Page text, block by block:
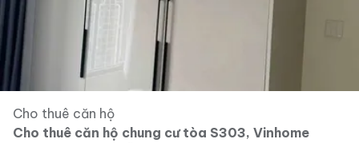
Cho thuê căn hộ
Cho thuê căn hộ chung cư tòa S303, Vinhome